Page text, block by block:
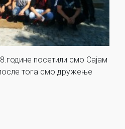
посетили смо Сајам
тога смо дружење